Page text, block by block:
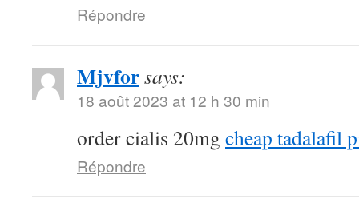
Répondre
Mjvforsays:
18 août 2023 at 12 h 30 min
order cialis 20mg cheap tadalafil
Répondre